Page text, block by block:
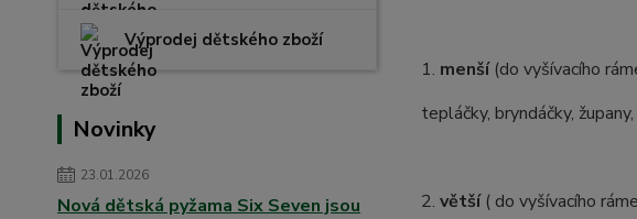
Výprodej dětského zboží
Novinky
23.01.2026
Nová dětská pyžama Six Seven jsou
1. menší(do vyšívacího
tepláčky, bryndáčky,
2. větší( do vyšívacího